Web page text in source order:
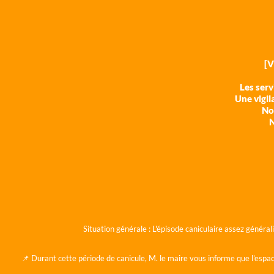
Les
Une
Situation générale : L'épisode caniculaire assez
📌 Durant cette période de canicule, M. le maire vous informe que